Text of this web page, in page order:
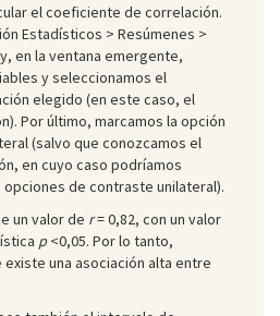
el coeficiente de correlación.
Estadísticos > Resúmenes >
en la ventana emergente,
y seleccionamos el
elegido (en este caso, el
Por último, marcamos la opción
(salvo que conozcamos el
en cuyo caso podríamos
opciones de contraste unilateral).
un valor de r= 0,82, con un valor
p <0,05. Por lo tanto,
una asociación alta entre